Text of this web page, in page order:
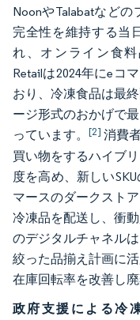
NoonやTalabatなど
完全性を維持する当
れ、オンライン食
Retailは2024年にeコ
おり、冷凍食品は最
ージ形式のおかげで
っています。[2] 消費
買い物をするハイブ
度を高め、新しい
マースのダークスト
冷凍品を配送し、衝
のデジタルチャネル
絞った品揃え計画に
在庫回転率を改善し
政府支援による冷